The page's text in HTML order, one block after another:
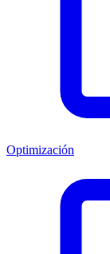
Optimización